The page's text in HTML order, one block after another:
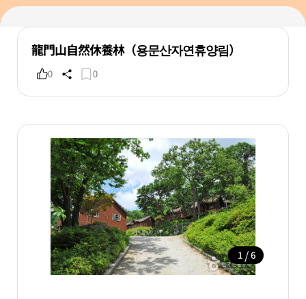
龍門山自然休養林（용문산자연휴양림）
0 0
1 / 6